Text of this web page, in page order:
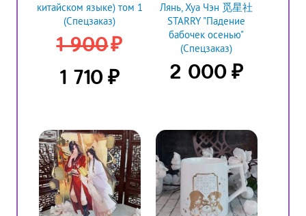
китайском языке) том 1
(Спецзаказ)
1 900₽
1 710 ₽
Лянь, Хуа Чэн 觅星社
STARRY "Падение
бабочек осенью"
(Спецзаказ)
2 000 ₽